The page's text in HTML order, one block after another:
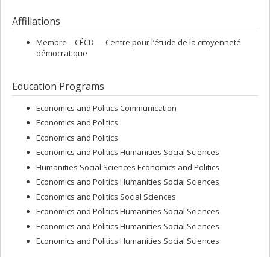
Affiliations
Membre – CÉCD — Centre pour l’étude de la citoyenneté
démocratique
Education Programs
Economics and Politics Communication
Economics and Politics
Economics and Politics
Economics and Politics Humanities Social Sciences
Humanities Social Sciences Economics and Politics
Economics and Politics Humanities Social Sciences
Economics and Politics Social Sciences
Economics and Politics Humanities Social Sciences
Economics and Politics Humanities Social Sciences
Economics and Politics Humanities Social Sciences